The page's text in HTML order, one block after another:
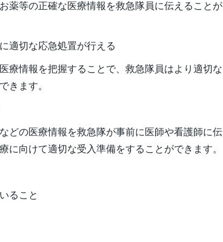
薬等の正確な医療情報を救急隊員に伝えることが
適切な応急処置が行える
療情報を把握することで、救急隊員はより適切な
きます。
どの医療情報を救急隊が事前に医師や看護師に伝
に向けて適切な受入準備をすることができます。
ること